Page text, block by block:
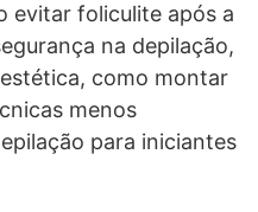
evitar foliculite após a
na depilação,
como montar
menos
para iniciantes